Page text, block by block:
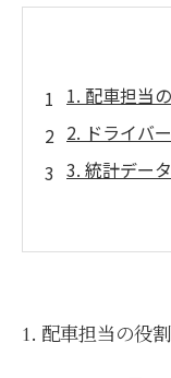
1. 配車担当
2. ドライバ
3. 統計デー
4. ドライバ
1. 配車担当の役